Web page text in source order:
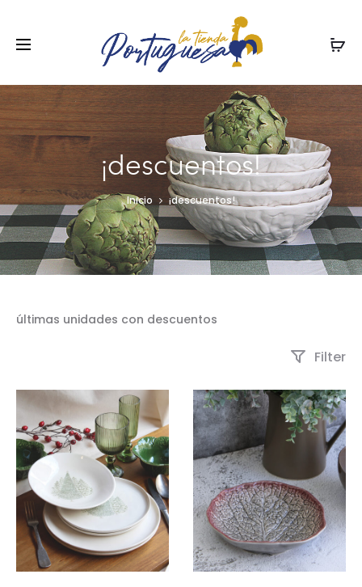
¡descuentos!
Inicio ¡descuentos!
últimas unidades con descuentos
Filter